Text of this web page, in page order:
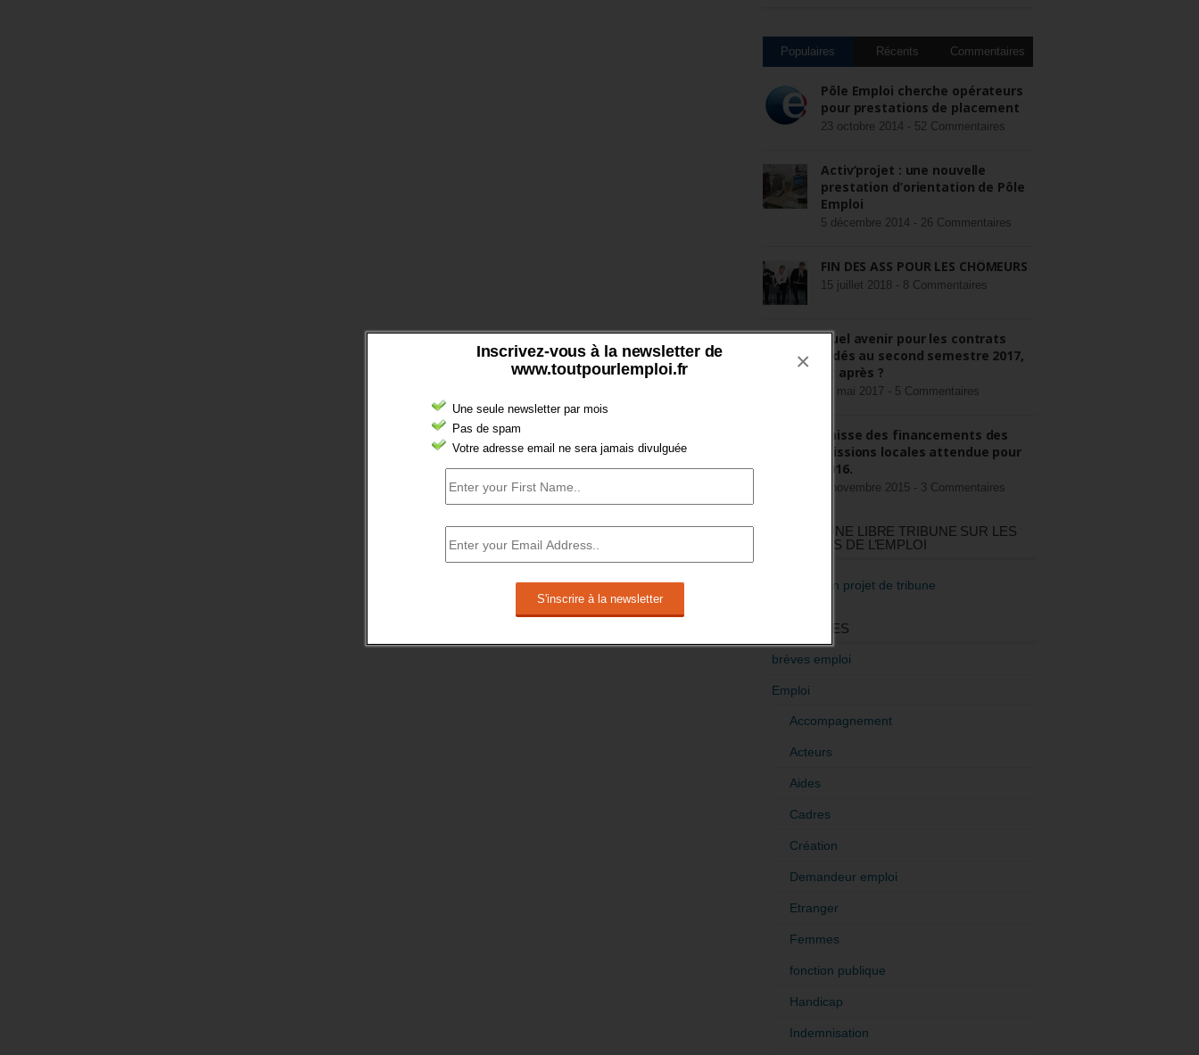
Inscrivez-vous à la newsletter de
www.toutpourlemploi.fr
Une seule newsletter par mois
Pas de spam
Votre adresse email ne sera jamais divulguée
×
Populaires Récents Commentaires
Pôle Emploi cherche opérateurs
pour prestations de placement
23 octobre 2014 - 52 Commentaires
Activ’projet : une nouvelle
prestation d’orientation de Pôle
Emploi
5 décembre 2014 - 26 Commentaires
FIN DES ASS POUR LES CHÔMEURS
15 juillet 2018 - 8 Commentaires
Quel avenir pour les contrats
aidés au second semestre 2017,
et après ?
22 mai 2017 - 5 Commentaires
Baisse des financements des
missions locales attendue pour
2016.
3 novembre 2015 - 3 Commentaires
RÉDIGEZ UNE LIBRE TRIBUNE SUR LES
POLITIQUES DE L’EMPLOI
>Décrire mon projet de tribune
CATÉGORIES
brèves emploi
Emploi
Accompagnement
Acteurs
Aides
Cadres
Création
Demandeur emploi
Etranger
Femmes
fonction publique
Handicap
Indemnisation